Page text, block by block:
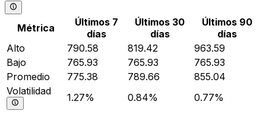
Métrica
Últimos 7
días
Últimos 30
días
Últimos 90
días
Alto
790.58 819.42
963.59
Bajo
765.93 765.93
765.93
Promedio
775.38 789.66
855.04
Volatilidad
1.27% 0.84% 0.77%